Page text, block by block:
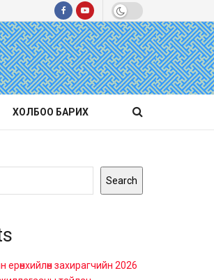
ХОЛБОО БАРИХ
Search
ерөнхийлөн захирагчийн 2026